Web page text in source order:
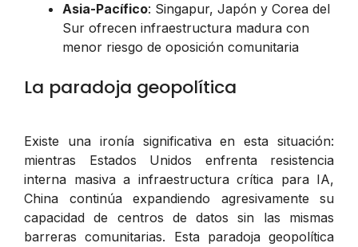
Asia-Pacífico: Singapur, Japón y Corea del
Sur ofrecen infraestructura madura con
menor riesgo de oposición comunitaria
La paradoja geopolítica
Existe una ironía significativa en esta situación:
mientras Estados Unidos enfrenta resistencia
interna masiva a infraestructura crítica para IA,
China continúa expandiendo agresivamente su
capacidad de centros de datos sin las mismas
barreras comunitarias. Esta paradoja geopolítica